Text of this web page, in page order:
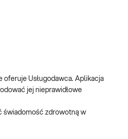
oferuje Usługodawca. Aplikacja
jej nieprawidłowe
świadomość zdrowotną w